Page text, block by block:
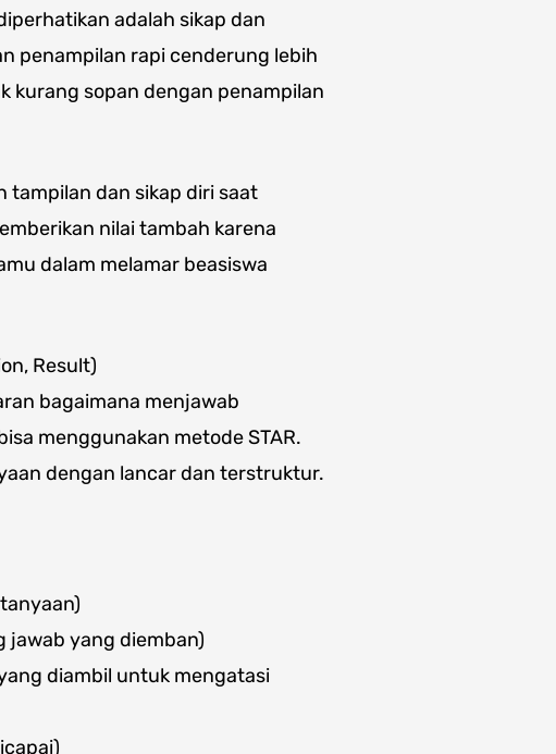
adalah sikap dan
penampilan rapi cenderung lebih
kurang sopan dengan penampilan
tampilan dan sikap diri saat
nilai tambah karena
dalam melamar beasiswa
Result)
bagaimana menjawab
menggunakan metode STAR.
dengan lancar dan terstruktur.
jawab yang diemban)
diambil untuk mengatasi